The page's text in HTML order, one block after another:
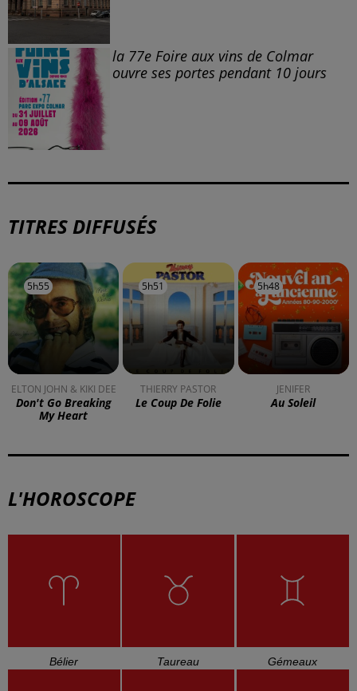
À LA UNE
DKL en direct du Casino Barrière
Blotzheim !
la 77e Foire aux vins de Colmar